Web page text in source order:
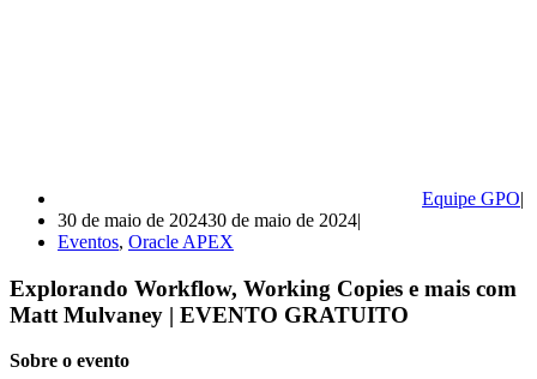
Equipe GPO
30 de maio de 202430 de maio de 2024
Eventos, Oracle APEX
Explorando Workflow, Working Copies e mais com
Matt Mulvaney | EVENTO GRATUITO
Sobre o evento